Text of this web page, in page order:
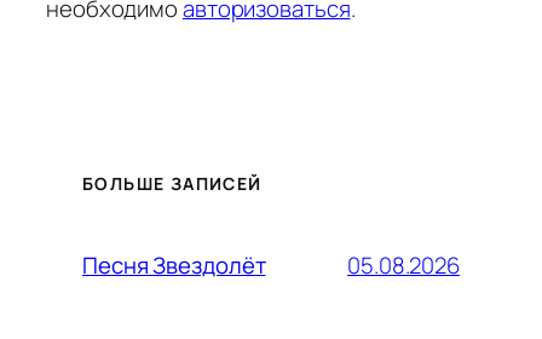
необходимоавторизоваться.
БОЛЬШЕ ЗАПИСЕЙ
Песня Звездолёт 05.08.2026